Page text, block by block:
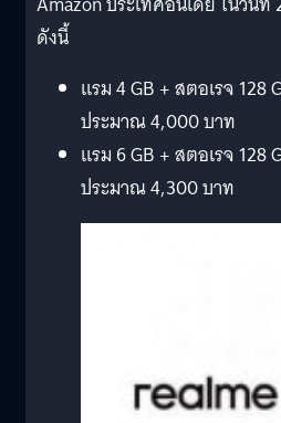
ดังนี้
แรม 4 GB + สตอเรจ 128
ประมาณ 4,000 บาท
แรม 6 GB + สตอเรจ 128
ประมาณ 4,300 บาท